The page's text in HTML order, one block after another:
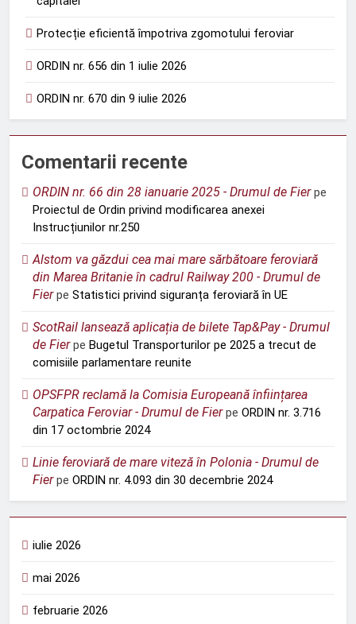
Protecție eficientă împotriva zgomotului feroviar
ORDIN nr. 656 din 1 iulie 2026
ORDIN nr. 670 din 9 iulie 2026
Comentarii recente
ORDIN nr. 66 din 28 ianuarie 2025 - Drumul de Fierpe
Proiectul de Ordin privind modificarea anexei
Instrucțiunilor nr.250
Alstom va găzdui cea mai mare sărbătoare feroviară
din Marea Britanie în cadrul Railway 200 - Drumul de
Fierpe Statistici privind siguranța feroviară în UE
ScotRail lansează aplicația de bilete Tap&Pay - Drumul
de Fierpe Bugetul Transporturilor pe 2025 a trecut de
comisiile parlamentare reunite
OPSFPR reclamă la Comisia Europeană înființarea
Carpatica Feroviar - Drumul de Fierpe ORDIN nr. 3.716
din 17 octombrie 2024
Linie feroviară de mare viteză în Polonia - Drumul de
Fierpe ORDIN nr. 4.093 din 30 decembrie 2024
iulie 2026
mai 2026
februarie 2026